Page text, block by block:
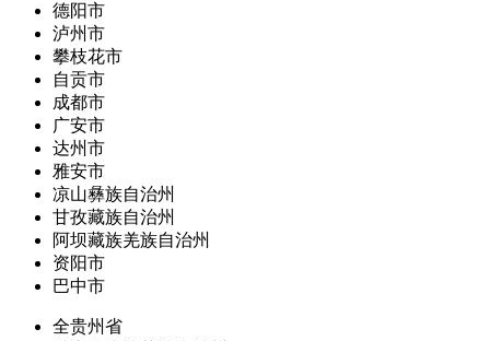
德阳市
泸州市
攀枝花市
自贡市
成都市
广安市
达州市
雅安市
凉山彝族自治州
甘孜藏族自治州
阿坝藏族羌族自治州
资阳市
巴中市
全贵州省